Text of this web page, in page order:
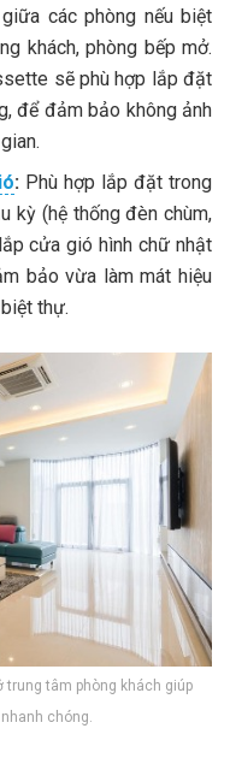
các phòng nếu biệt
khách, phòng bếp mở.
sẽ phù hợp lắp đặt
để đảm bảo không ảnh
: Phù hợp lắp đặt trong
kỳ (hệ thống đèn chùm,
cửa gió hình chữ nhật
bảo vừa làm mát hiệu
thự.
tâm phòng khách giúp
chóng.